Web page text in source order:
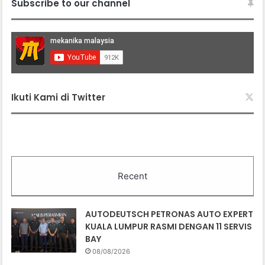
Subscribe to our channel
Ikuti Kami di Twitter
Recent
AUTODEUTSCH PETRONAS AUTO EXPERT
KUALA LUMPUR RASMI DENGAN 11 SERVIS
BAY
08/08/2026